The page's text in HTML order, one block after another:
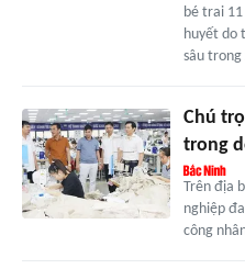
bé trai
huyết do
sâu
Chú
trong
Trên địa
nghiệp
công